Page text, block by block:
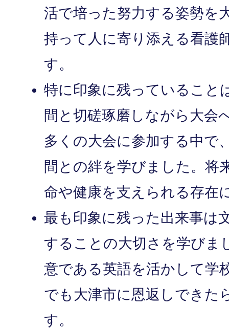
活で培った努力する姿勢を
持って人に寄り添える看護
す。
特に印象に残っていること
間と切磋琢磨しながら大会
多くの大会に参加する中で
間との絆を学びました。将
命や健康を支えられる存在
最も印象に残った出来事は
することの大切さを学びま
意である英語を活かして学
でも大津市に恩返しできた
す。